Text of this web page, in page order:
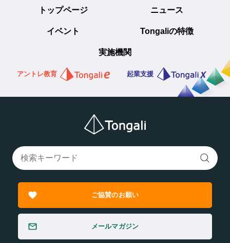
トップページ ニュース
イベント Tongaliの特徴
実施機関
アントレ教育 起業支援
ご協賛のお願い
メールマガジン